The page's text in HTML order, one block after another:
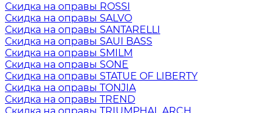
Скидка на оправы ROSSI
Скидка на оправы SALVO
Скидка на оправы SANTARELLI
Скидка на оправы SAUI BASS
Скидка на оправы SMILM
Скидка на оправы SONE
Скидка на оправы STATUE OF LIBERTY
Скидка на оправы TONJIA
Скидка на оправы TREND